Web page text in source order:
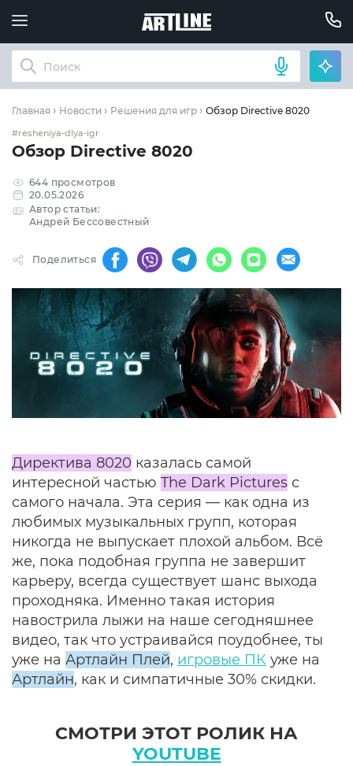
Главная Новости Решения для игр Обзор Directive 8020
#resheniya-dlya-igr
Обзор Directive 8020
644 просмотров
20.05.2026
Автор статьи:
Андрей Бессовестный
Поделиться
Директива 8020 казалась самой
интересной частью The Dark Pictures с
самого начала. Эта серия — как одна из
любимых музыкальных групп, которая
никогда не выпускает плохой альбом. Всё
же, пока подобная группа не завершит
карьеру, всегда существует шанс выхода
проходняка. Именно такая история
навострила лыжи на наше сегодняшнее
видео, так что устраивайся поудобнее, ты
уже на Артлайн Плей, игровые ПК уже на
Артлайн, как и симпатичные 30% скидки.
СМОТРИ ЭТОТ РОЛИК НА
YOUTUBE